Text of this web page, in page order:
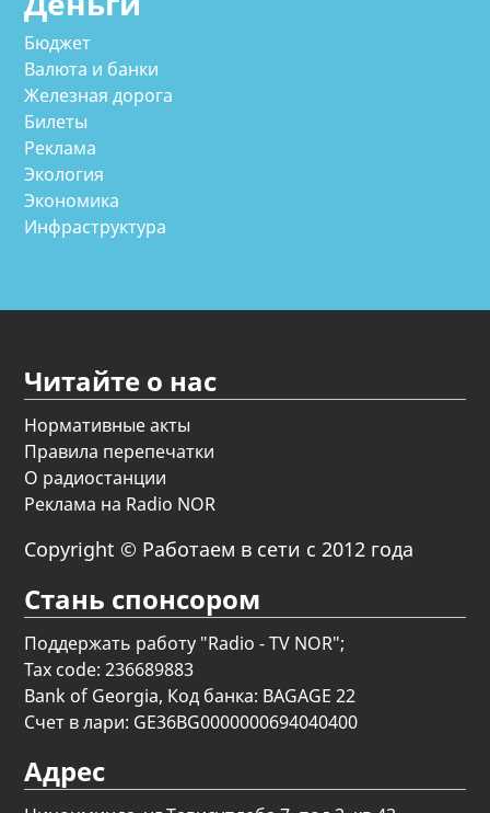
Бюджет
Валюта и банки
Железная дорога
Билеты
Реклама
Экология
Экономика
Инфраструктура
Читайте о нас
Нормативные акты
Правила перепечатки
О радиостанции
Реклама на Radio NOR
Copyright © Работаем в сети с 2012 года
Стань спонсором
Поддержать работу "Radio - TV NOR";
Tax code: 236689883
Bank of Georgia, Код банка: BAGAGE 22
Счет в лари: GE36BG0000000694040400
Адрес